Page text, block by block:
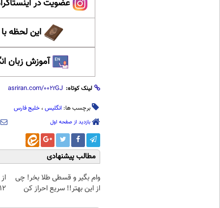
عضویت در
این لحظه
آموزش زبان
لینک کوتاه:
برچسب ها: انگلیس ، خلیج فارس
بازدید از صفحه اول
مطالب پیشنهادی
وام بگیر و قسطی طلا بخر! چی
از این بهتر!! سریع احراز کن
12کیلو چربی میسوزونی🧨